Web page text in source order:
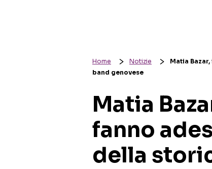
Home Notizie
Matia
band genovese
Matia
fanno
della